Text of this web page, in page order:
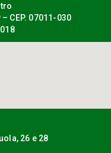
CEP. 07011-030
26 e 28